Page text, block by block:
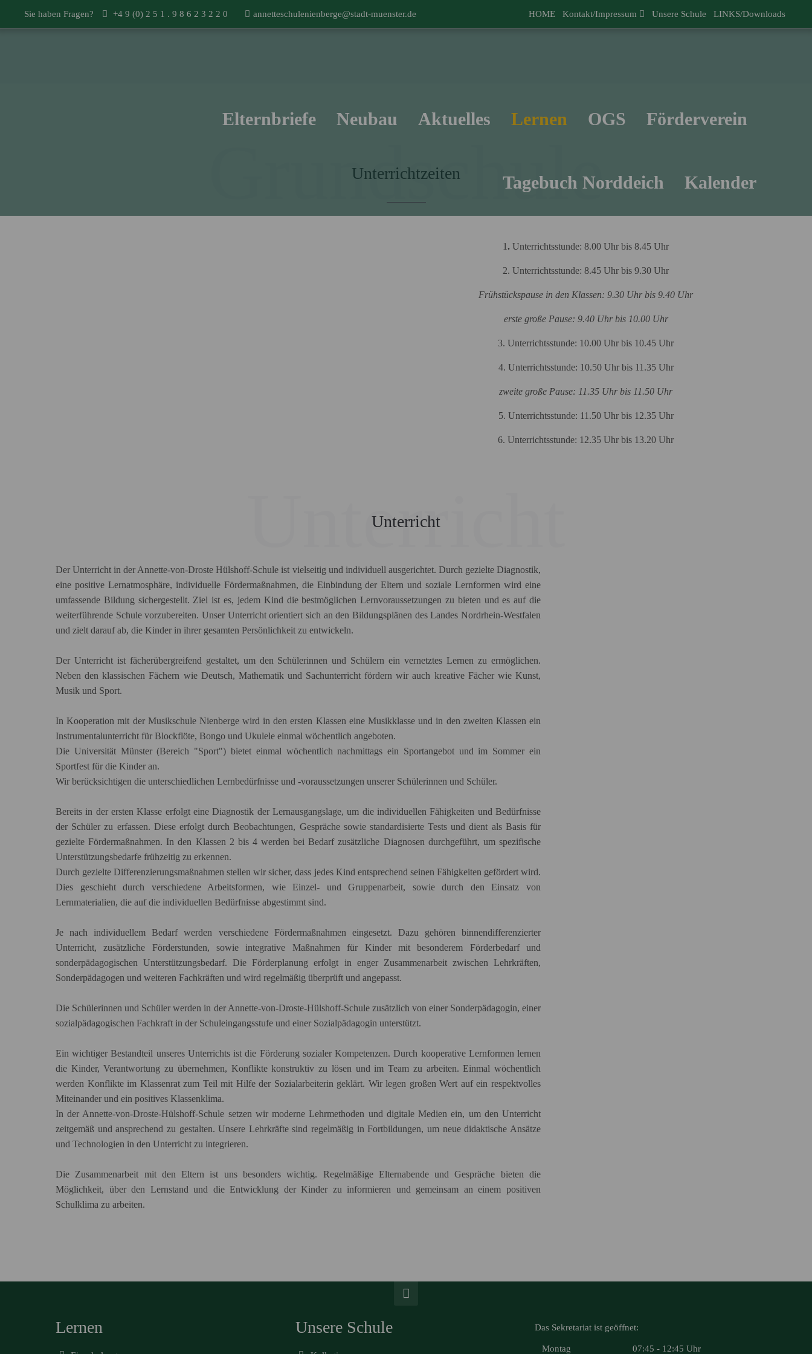
HOME Kontakt/Impressum Unsere Schule LINKS/Downloads
Sie haben Fragen? +4 9 (0) 2 5 1 . 9 8 6 2 3 2 2 0 annetteschulenienberge@stadt-muenster.de
Elternbriefe Neubau Aktuelles Lernen OGS Förderverein
Tagebuch Norddeich Kalender
Grundschule
Unterrichtzeiten
1. Unterrichtsstunde: 8.00 Uhr bis 8.45 Uhr
2. Unterrichtsstunde: 8.45 Uhr bis 9.30 Uhr
Frühstückspause in den Klassen: 9.30 Uhr bis 9.40 Uhr
erste große Pause: 9.40 Uhr bis 10.00 Uhr
3. Unterrichtsstunde: 10.00 Uhr bis 10.45 Uhr
4. Unterrichtsstunde: 10.50 Uhr bis 11.35 Uhr
zweite große Pause: 11.35 Uhr bis 11.50 Uhr
5. Unterrichtsstunde: 11.50 Uhr bis 12.35 Uhr
6. Unterrichtsstunde: 12.35 Uhr bis 13.20 Uhr
Unterricht
Unterricht
Der Unterricht in der Annette-von-Droste Hülshoff-Schule ist vielseitig und individuell ausgerichtet. Durch gezielte Diagnostik,
eine positive Lernatmosphäre, individuelle Fördermaßnahmen, die Einbindung der Eltern und soziale Lernformen wird eine
umfassende Bildung sichergestellt. Ziel ist es, jedem Kind die bestmöglichen Lernvoraussetzungen zu bieten und es auf die
weiterführende Schule vorzubereiten. Unser Unterricht orientiert sich an den Bildungsplänen des Landes Nordrhein-Westfalen
und zielt darauf ab, die Kinder in ihrer gesamten Persönlichkeit zu entwickeln.
Der Unterricht ist fächerübergreifend gestaltet, um den Schülerinnen und Schülern ein vernetztes Lernen zu ermöglichen.
Neben den klassischen Fächern wie Deutsch, Mathematik und Sachunterricht fördern wir auch kreative Fächer wie Kunst,
Musik und Sport.
In Kooperation mit der Musikschule Nienberge wird in den ersten Klassen eine Musikklasse und in den zweiten Klassen ein
Instrumentalunterricht für Blockflöte, Bongo und Ukulele einmal wöchentlich angeboten.
Die Universität Münster (Bereich "Sport") bietet einmal wöchentlich nachmittags ein Sportangebot und im Sommer ein
Sportfest für die Kinder an.
Wir berücksichtigen die unterschiedlichen Lernbedürfnisse und -voraussetzungen unserer Schülerinnen und Schüler.
Bereits in der ersten Klasse erfolgt eine Diagnostik der Lernausgangslage, um die individuellen Fähigkeiten und Bedürfnisse
der Schüler zu erfassen. Diese erfolgt durch Beobachtungen, Gespräche sowie standardisierte Tests und dient als Basis für
gezielte Fördermaßnahmen. In den Klassen 2 bis 4 werden bei Bedarf zusätzliche Diagnosen durchgeführt, um spezifische
Unterstützungsbedarfe frühzeitig zu erkennen.
Durch gezielte Differenzierungsmaßnahmen stellen wir sicher, dass jedes Kind entsprechend seinen Fähigkeiten gefördert wird.
Dies geschieht durch verschiedene Arbeitsformen, wie Einzel- und Gruppenarbeit, sowie durch den Einsatz von
Lernmaterialien, die auf die individuellen Bedürfnisse abgestimmt sind.
Je nach individuellem Bedarf werden verschiedene Fördermaßnahmen eingesetzt. Dazu gehören binnendifferenzierter
Unterricht, zusätzliche Förderstunden, sowie integrative Maßnahmen für Kinder mit besonderem Förderbedarf und
sonderpädagogischen Unterstützungsbedarf. Die Förderplanung erfolgt in enger Zusammenarbeit zwischen Lehrkräften,
Sonderpädagogen und weiteren Fachkräften und wird regelmäßig überprüft und angepasst.
Die Schülerinnen und Schüler werden in der Annette-von-Droste-Hülshoff-Schule zusätzlich von einer Sonderpädagogin, einer
sozialpädagogischen Fachkraft in der Schuleingangsstufe und einer Sozialpädagogin unterstützt.
Ein wichtiger Bestandteil unseres Unterrichts ist die Förderung sozialer Kompetenzen. Durch kooperative Lernformen lernen
die Kinder, Verantwortung zu übernehmen, Konflikte konstruktiv zu lösen und im Team zu arbeiten. Einmal wöchentlich
werden Konflikte im Klassenrat zum Teil mit Hilfe der Sozialarbeiterin geklärt. Wir legen großen Wert auf ein respektvolles
Miteinander und ein positives Klassenklima.
In der Annette-von-Droste-Hülshoff-Schule setzen wir moderne Lehrmethoden und digitale Medien ein, um den Unterricht
zeitgemäß und ansprechend zu gestalten. Unsere Lehrkräfte sind regelmäßig in Fortbildungen, um neue didaktische Ansätze
und Technologien in den Unterricht zu integrieren.
Die Zusammenarbeit mit den Eltern ist uns besonders wichtig. Regelmäßige Elternabende und Gespräche bieten die
Möglichkeit, über den Lernstand und die Entwicklung der Kinder zu informieren und gemeinsam an einem positiven
Schulklima zu arbeiten.
Lernen Unsere Schule Das Sekretariat ist geöffnet:
Montag 07:45 - 12:45 Uhr